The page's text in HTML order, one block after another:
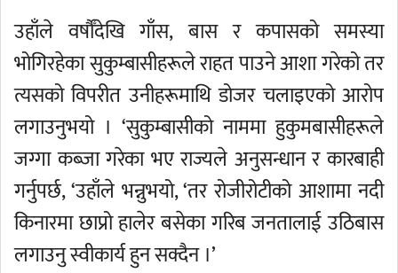
उहाँले वर्षौँदेखि गाँस, बास र कपासको समस्या
भोगिरहेका सुकुम्बासीहरूले राहत पाउने आशा गरेको तर
त्यसको विपरीत उनीहरूमाथि डोजर चलाइएको आरोप
लगाउनुभयो । ‘सुकुम्बासीको नाममा हुकुमबासीहरूले
जग्गा कब्जा गरेका भए राज्यले अनुसन्धान र कारबाही
गर्नुपर्छ, ‘उहाँले भन्नुभयो, ‘तर रोजीरोटीको आशामा नदी
किनारमा छाप्रो हालेर बसेका गरिब जनतालाई उठिबास
लगाउनु स्वीकार्य हुन सक्दैन ।’